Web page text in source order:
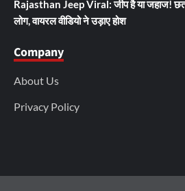
Rajasthan Jeep Viral: जीप है या जहाज!
लोग, वायरल वीडियो ने उड़ाए होश
Company
About Us
Privacy Policy